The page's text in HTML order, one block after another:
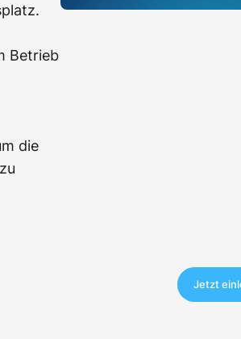
Betrieb
die
Jetzt